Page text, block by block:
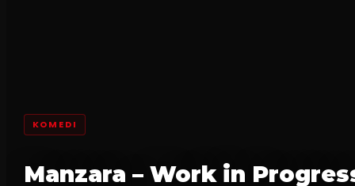
KOMEDI
Manzara – Work in